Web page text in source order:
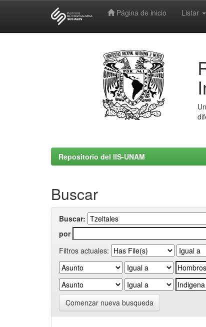
Página de inicio Listar
Repositorio del IIS-UNAM
Buscar
Buscar:
por
Filtros actuales:
Comenzar nueva busqueda